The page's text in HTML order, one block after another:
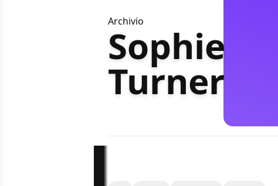
Archivio
Sophie
Turner